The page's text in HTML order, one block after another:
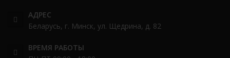
АДРЕС
Беларусь, г. Минск, ул. Щедрина, д. 82
ВРЕМЯ РАБОТЫ